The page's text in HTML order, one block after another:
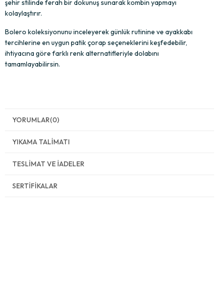
şehir stilinde ferah bir dokunuş sunarak kombin yapmayı
kolaylaştırır.
Bolero koleksiyonunu inceleyerek günlük rutinine ve ayakkabı
tercihlerine en uygun patik çorap seçeneklerini keşfedebilir,
ihtiyacına göre farklı renk alternatifleriyle dolabını
tamamlayabilirsin.
YORUMLAR(0)
YIKAMA TALIMATI
TESLIMAT VE İADELER
SERTIFIKALAR